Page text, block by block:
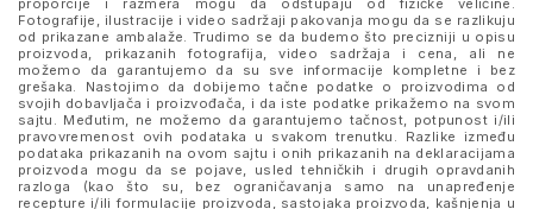
proporcije i razmera mogu da odstupaju od fizičke veličine.
Fotografije, ilustracije i video sadržaji pakovanja mogu da se razlikuju
od prikazane ambalaže. Trudimo se da budemo što precizniji u opisu
proizvoda, prikazanih fotografija, video sadržaja i cena, ali ne
možemo da garantujemo da su sve informacije kompletne i bez
grešaka. Nastojimo da dobijemo tačne podatke o proizvodima od
svojih dobavljača i proizvođača, i da iste podatke prikažemo na svom
sajtu. Međutim, ne možemo da garantujemo tačnost, potpunost i/ili
pravovremenost ovih podataka u svakom trenutku. Razlike između
podataka prikazanih na ovom sajtu i onih prikazanih na deklaracijama
proizvoda mogu da se pojave, usled tehničkih i drugih opravdanih
razloga (kao što su, bez ograničavanja samo na unapređenje
recepture i/ili formulacije proizvoda, sastojaka proizvoda, kašnjenja u